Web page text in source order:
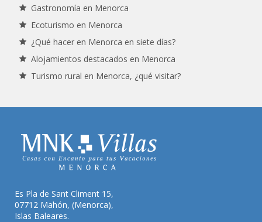
Gastronomía en Menorca
Ecoturismo en Menorca
¿Qué hacer en Menorca en siete días?
Alojamientos destacados en Menorca
Turismo rural en Menorca, ¿qué visitar?
Es Pla de Sant Climent 15,
07712 Mahón, (Menorca),
Islas Baleares.